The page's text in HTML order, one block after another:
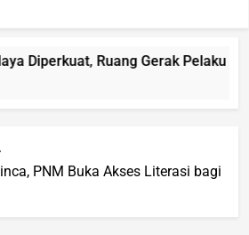
Ruang Gerak Pelaku C3
PNM Buka Akses Literasi bagi